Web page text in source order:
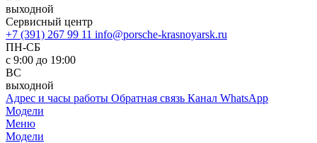
выходной
Сервисный центр
+7 (391) 267 99 11 info@porsche-krasnoyarsk.ru
ПН-СБ
с 9:00 до 19:00
ВС
выходной
Адрес и часы работы Обратная связь Канал WhatsApp
Модели
Меню
Модели